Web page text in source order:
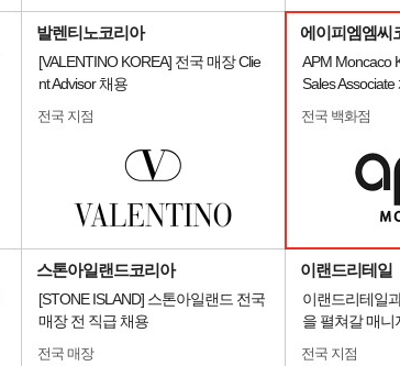
발렌티노코리아
[VALENTINO KOREA] 전국 매장 Clie
nt Advisor 채용
전국 지점
에이피엠엠씨
APM Moncaco
Sales Associate
전국 백화점
스톤아일랜드코리아
[STONE ISLAND] 스톤아일랜드 전국
매장 전 직급 채용
전국 매장
이랜드리테일
이랜드리테일
을 펼쳐갈 매
전국 지점